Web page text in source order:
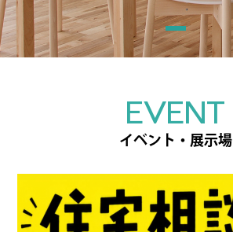
EVENT
イベント・展示場